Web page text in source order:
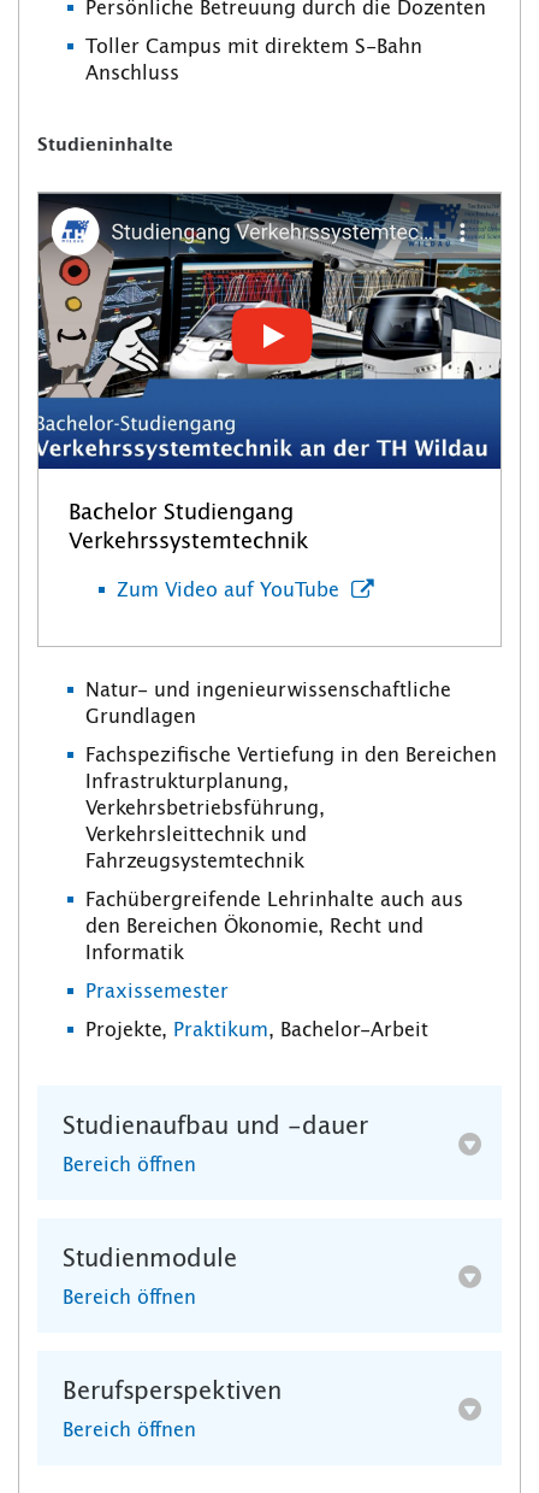
Persönliche Betreuung durch die Dozenten
Toller Campus mit direktem S-Bahn
Anschluss
Studieninhalte
Bachelor Studiengang
Verkehrssystemtechnik
Zum Video auf YouTube
Natur- und ingenieurwissenschaftliche
Grundlagen
Fachspezifische Vertiefung in den Bereichen
Infrastrukturplanung,
Verkehrsbetriebsführung,
Verkehrsleittechnik und
Fahrzeugsystemtechnik
Fachübergreifende Lehrinhalte auch aus
den Bereichen Ökonomie, Recht und
Informatik
Praxissemester
Projekte, Praktikum, Bachelor-Arbeit
Studienaufbau und -dauer
Bereich öffnen
Studienmodule
Bereich öffnen
Berufsperspektiven
Bereich öffnen